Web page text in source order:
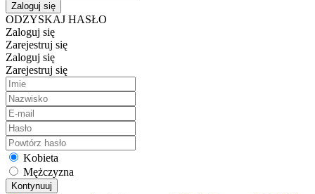
Zaloguj się
ODZYSKAJ HASŁO
Zaloguj się
Zarejestruj się
Zaloguj się
Zarejestruj się
Kobieta
Mężczyzna
Kontynuuj